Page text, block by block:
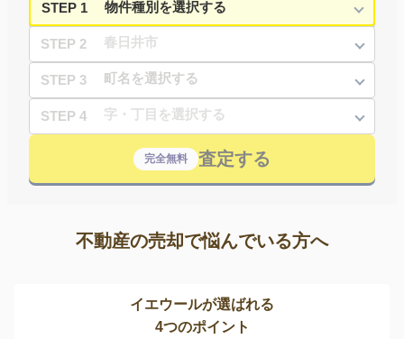
STEP 1
STEP 2
STEP 3
STEP 4
完全無料 査定する
不動産の売却で悩んでいる方へ
イエウールが選ばれる
4つのポイント